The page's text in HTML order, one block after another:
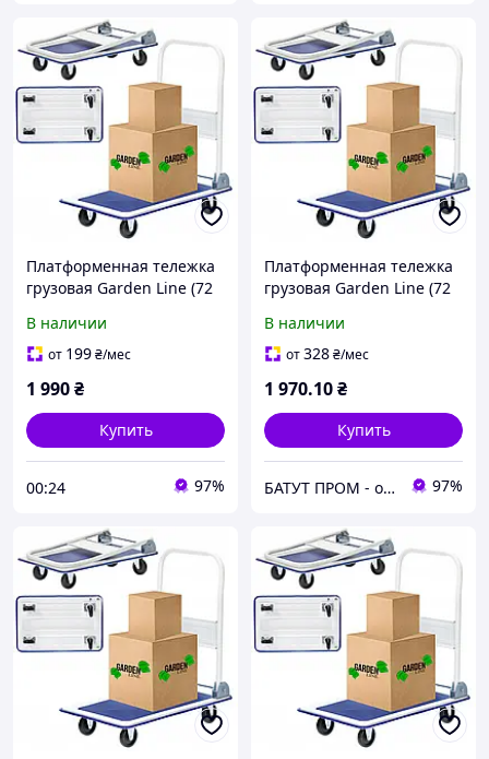
Платформенная тележка
грузовая Garden Line (72
ручкой |
грузоподъемность - 150
В наличии
от 199₴/мес
1 990₴
Купить
00:24 97%
Платформенная тележка
грузовая Garden Line (72
ручкой |
грузоподъемность - 150
В наличии
от328₴/мес
1 970.10₴
Купить
БАТУТ ПРОМ - онлайн супермаркет для дітей та батьків 97%